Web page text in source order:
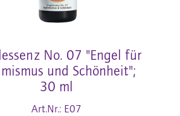
No. 07 "Engel für
und Schönheit";
30 ml
Art.Nr.: E07